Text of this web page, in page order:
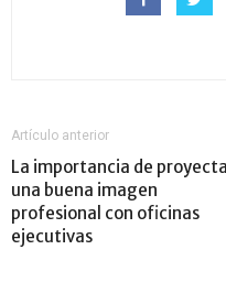
Artículo anterior
La importancia de
una buena imagen
profesional con oficinas
ejecutivas